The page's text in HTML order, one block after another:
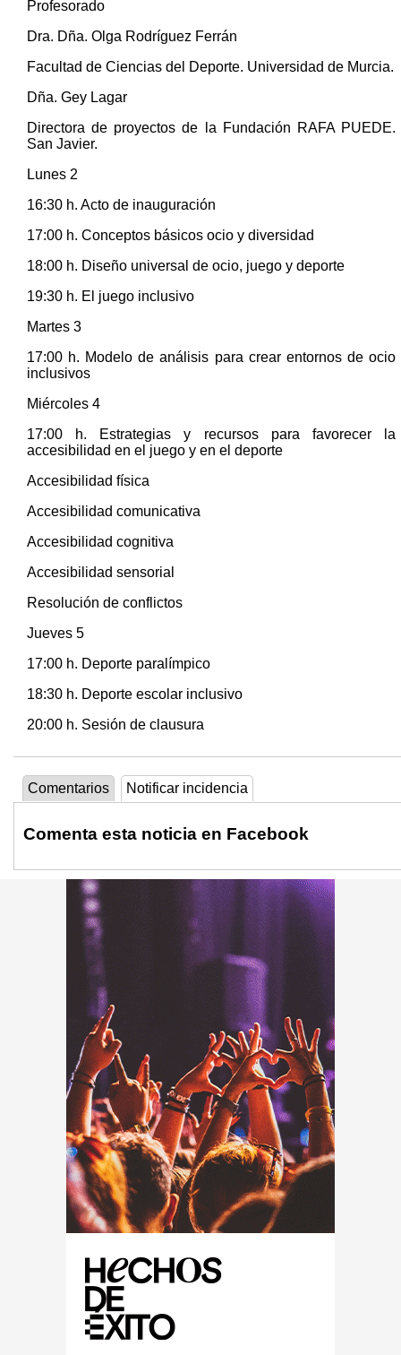
Profesorado
Dra. Dña. Olga Rodríguez Ferrán
Facultad de Ciencias del Deporte. Universidad de Murcia.
Dña. Gey Lagar
Directora de proyectos de la Fundación RAFA PUEDE.
San Javier.
Lunes 2
16:30 h. Acto de inauguración
17:00 h. Conceptos básicos ocio y diversidad
18:00 h. Diseño universal de ocio, juego y deporte
19:30 h. El juego inclusivo
Martes 3
17:00 h. Modelo de análisis para crear entornos de ocio
inclusivos
Miércoles 4
17:00 h. Estrategias y recursos para favorecer la
accesibilidad en el juego y en el deporte
Accesibilidad física
Accesibilidad comunicativa
Accesibilidad cognitiva
Accesibilidad sensorial
Resolución de conflictos
Jueves 5
17:00 h. Deporte paralímpico
18:30 h. Deporte escolar inclusivo
20:00 h. Sesión de clausura
Comentarios Notificar incidencia
Comenta esta noticia en Facebook